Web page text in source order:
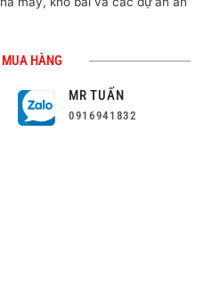
MUA HÀNG
MR TUẤN
0916941832